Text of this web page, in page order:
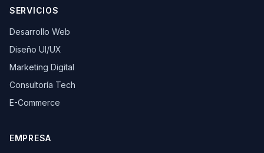
SERVICIOS
Desarrollo Web
Diseño UI/UX
Marketing Digital
Consultoría Tech
E-Commerce
EMPRESA